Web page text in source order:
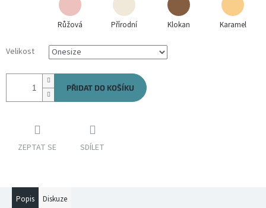
Růžová Přírodní Klokan Karamel
Velikost
PŘIDAT DO KOŠÍKU
ZEPTAT SE SDÍLET
Popis Diskuze